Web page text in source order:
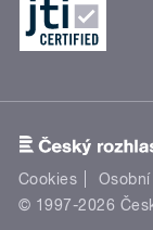
Cookies Osobní
© 1997-2026